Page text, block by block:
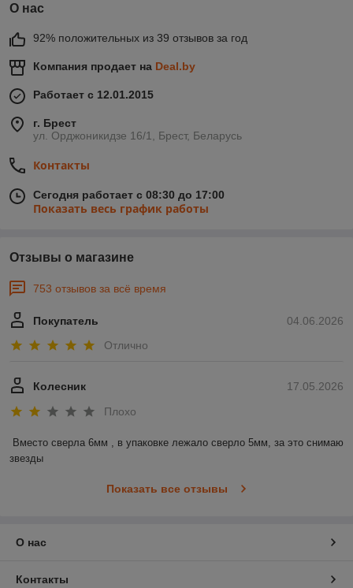
О нас
92% положительных из 39 отзывов за год
Компания продает на Deal.by
Работает с 12.01.2015
г. Брест
ул. Орджоникидзе 16/1, Брест, Беларусь
Контакты
Сегодня работает с 08:30 до 17:00
Показать весь график работы
Отзывы о магазине
753 отзывов за всё время
04.06.2026
Покупатель
Отлично
17.05.2026
Колесник
Плохо
Вместо сверла 6мм , в упаковке лежало сверло 5мм, за это снимаю
звезды
Показать все отзывы
О нас
Контакты